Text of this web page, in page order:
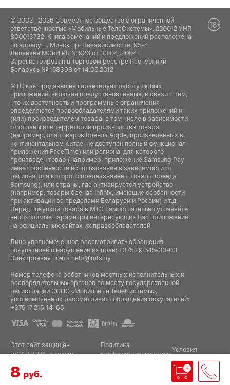
8 руб.
© 2002—2026 Совместное общество с ограниченной
ответственностью «Мобильные ТелеСистемы». 220012 УНП
800013732, Книга замечаний и предложений расположена
по адресу: г. Минск пр. Независимости, 95-4
Лицензия МСиИ РБ №926 от 30.04 .2004.
Зарегистрирован в Торговом реестре Республики
Беларусь № 158398 от 14.05.2012
МТС как продавец не гарантирует работу любых
приложений, включая предустановленные, в связи с тем,
что их доступность и программные ограничения
определяются правообладателями таких приложений и
(или) производителем товара, в том числе в зависимости
от страны или территории производства товара
(например, для товаров бренда Apple, произведенных в
континентальном Китае, не доступен полный функционал
приложения FaceTime) или региона, для которого
произведен товар (например, приложение Samsung Pay
имеет особенности использования в зависимости от
региона, для которого предназначены товары бренда
Samsung), или страны, где активируется устройство
(например, товары бренда Infiniх, имеющие особенности
при активации за пределами Беларуси и России) и т.д.
Перед покупкой товара в МТС самостоятельно уточняйте
необходимые параметры интересующих Вас приложений
на официальных сайтах их правообладателей
Лицо уполномоченное рассматривать обращения
покупателей о нарушении их прав: +375 29 545-00-00.
Электронная почта help@mts.by
Номер телефона работников местных исполнительных и
распорядительных органов по месту государственной
регистрации СООО «Мобильные ТелеСистемы»,
уполномоченных рассматривать обращения покупателей:
+375 17 215-14-65
Этот сайт защищён
reCAPTCHA, а также
Политика
конфиденциальностииУсловия
.
Разработка интернет-магазина